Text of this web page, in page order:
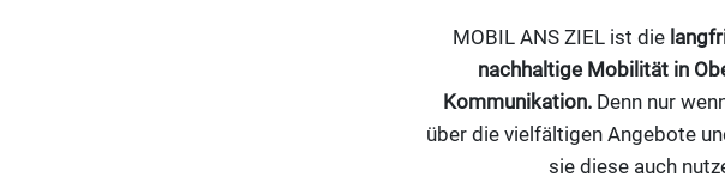
MOBIL ANS ZIEL ist die
nachhaltige Mobilität in
Kommunikation. Denn nur
über die vielfältigen Angebote
sie diese auch